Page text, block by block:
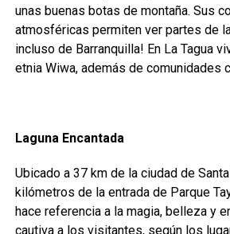
unas buenas botas de montaña. Sus
atmosféricas permiten ver partes de la
incluso de Barranquilla! En La Tagua
etnia Wiwa, además de comunidades
Laguna Encantada
Ubicado a 37 km de la ciudad de
kilómetros de la entrada de Parque
hace referencia a la magia, belleza y
cautiva a los visitantes, según los